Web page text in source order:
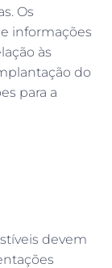
Os
informações
às
do
para a
devem